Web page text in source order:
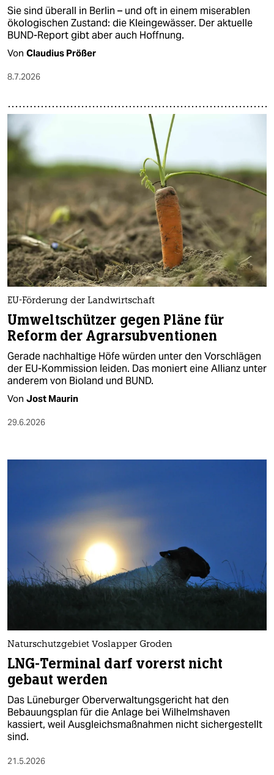
Sie sind überall in Berlin – und oft in einem miserablen
ökologischen Zustand: die Kleingewässer. Der aktuelle
BUND-Report gibt aber auch Hoffnung.
Von Claudius Prößer
8.7.2026
EU-Förderung der Landwirtschaft
Umweltschützer gegen Pläne für
Reform der Agrarsubventionen
Gerade nachhaltige Höfe würden unter den Vorschlägen
der EU-Kommission leiden. Das moniert eine Allianz unter
anderem von Bioland und BUND.
Von Jost Maurin
29.6.2026
Naturschutzgebiet Voslapper Groden
LNG-Terminal darf vorerst nicht
gebaut werden
Das Lüneburger Oberverwaltungsgericht hat den
Bebauungsplan für die Anlage bei Wilhelmshaven
kassiert, weil Ausgleichsmaßnahmen nicht sichergestellt
sind.
21.5.2026